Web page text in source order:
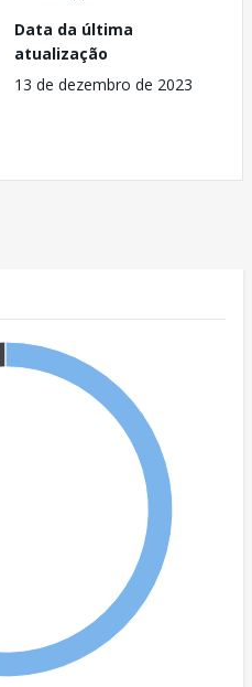
Data da última
atualização
13 de dezembro de 2023